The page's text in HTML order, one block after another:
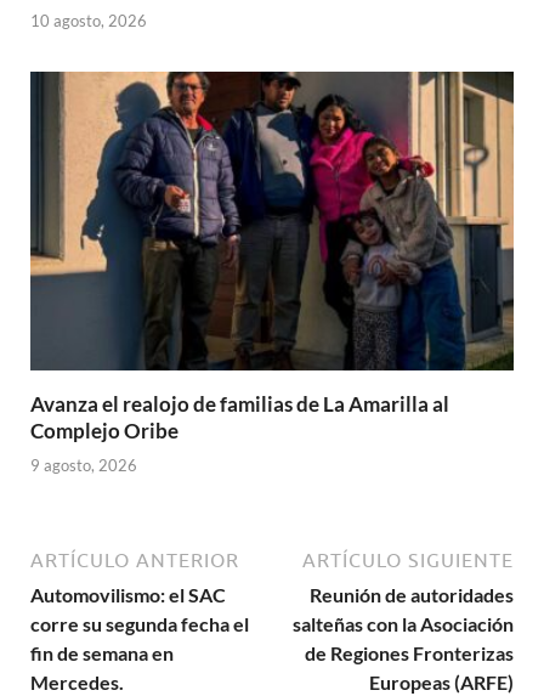
10 agosto, 2026
Avanza el realojo de familias de La Amarilla al
Complejo Oribe
9 agosto, 2026
ARTÍCULO ANTERIOR
Automovilismo: el SAC
corre su segunda fecha el
fin de semana en
Mercedes.
ARTÍCULO SIGUIENTE
Reunión de autoridades
salteñas con la Asociación
de Regiones Fronterizas
Europeas (ARFE)